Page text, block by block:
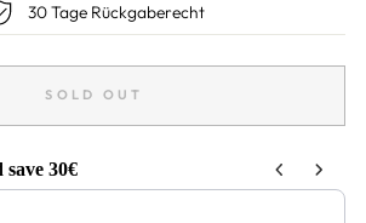
30 Tage Rückgaberecht
SOLD OUT
30€
buttons to navigate through product